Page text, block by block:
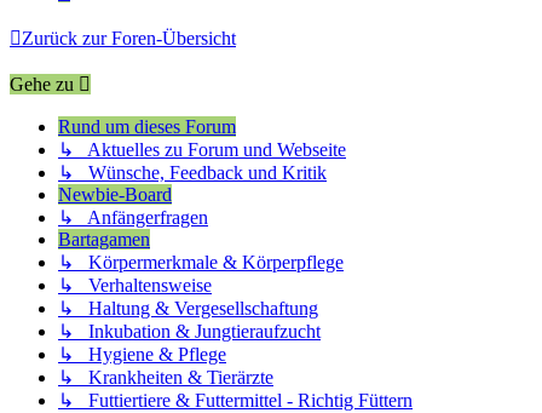
Zurück zur Foren-Übersicht
Gehe zu
Rund um dieses Forum
↳ Aktuelles zu Forum und Webseite
↳ Wünsche, Feedback und Kritik
Newbie-Board
↳ Anfängerfragen
Bartagamen
↳ Körpermerkmale & Körperpflege
↳ Verhaltensweise
↳ Haltung & Vergesellschaftung
↳ Inkubation & Jungtieraufzucht
↳ Hygiene & Pflege
↳ Krankheiten & Tierärzte
↳ Futtiertiere & Futtermittel - Richtig Füttern